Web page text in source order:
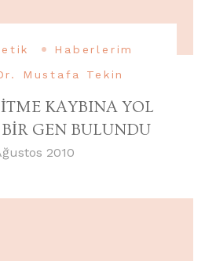
Haberlerim
Mustafa Tekin
KAYBINA YOL
GEN BULUNDU
2010